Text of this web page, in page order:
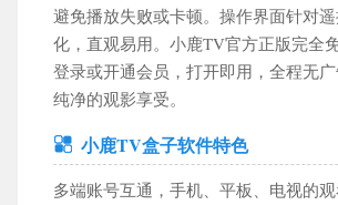
角色扮演 动作格斗
休闲益智 模拟经营 音乐舞蹈
体育竞技 冒险游戏 策略塔防 辅助工
避免播放失败或卡顿。操作界面针对
化，直观易用。小鹿TV官方正版完全
登录或开通会员，打开即用，全程无
纯净的观影享受。
小鹿TV盒子软件特色
多端账号互通，手机、平板、电视的